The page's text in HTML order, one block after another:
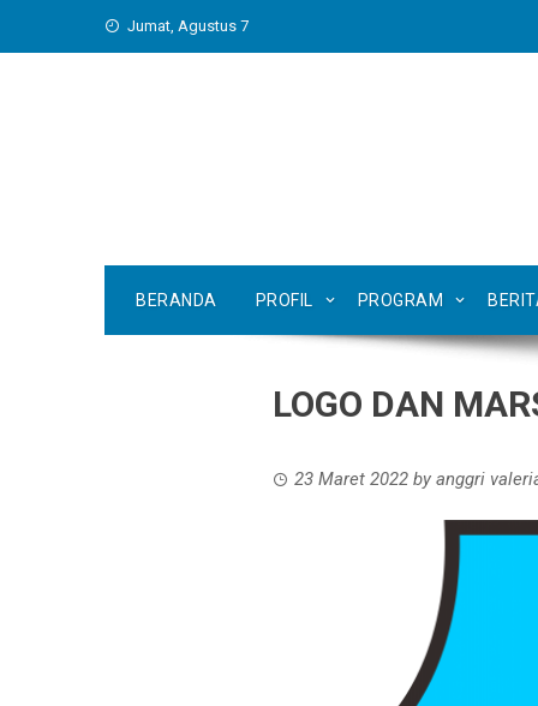
Jumat, Agustus 7
BERANDA PROFIL PROGRAM
LOGO DAN
23 Maret 2022 byanggri